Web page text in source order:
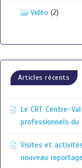
Vidéo (2)
Articles récents
Le CRT Centre-
professionnels
Visites et
nouveau